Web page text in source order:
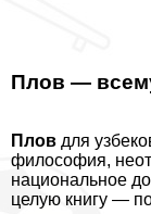
Плов —
Плов для
философия,
национальное
целую книгу —